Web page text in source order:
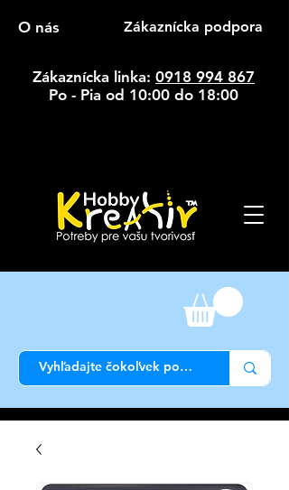
O nás Zákaznícka podpora
Zákaznícka linka: 0918 994 867
Po - Pia od 10:00 do 18:00